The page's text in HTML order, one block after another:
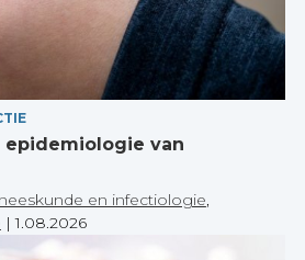
epidemiologie van
en infectiologie,
|1.08.2026